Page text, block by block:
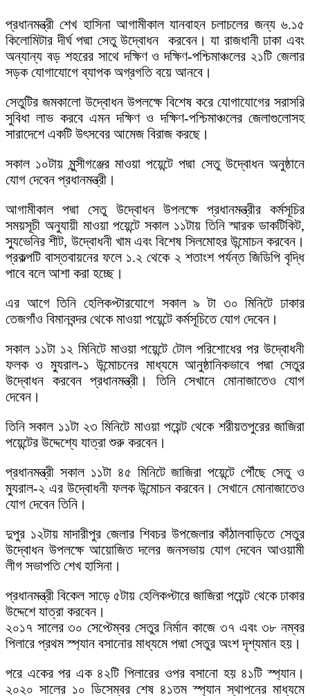
প্রধানমন্ত্রী শেখ হাসিনা আগামীকাল যানবাহন চলাচলের জন্য ৬.১৫
কিলোমিটার দীর্ঘ পদ্মা সেতু উদ্বোধন করবেন। যা রাজধানী ঢাকা এবং
অন্যান্য বড় শহরের সাথে দক্ষিণ ও দক্ষিণ-পশ্চিমাঞ্চলের ২১টি জেলার
সড়ক যোগাযোগে ব্যাপক অগ্রগতি বয়ে আনবে।
সেতুটির জমকালো উদ্বোধন উপলক্ষে বিশেষ করে যোগাযোগের সরাসরি
সুবিধা লাভ করবে এমন দক্ষিণ ও দক্ষিণ-পশ্চিমাঞ্চলের জেলাগুলোসহ
সারাদেশে একটি উৎসবের আমেজ বিরাজ করছে।
সকাল ১০টায় মুন্সীগঞ্জের মাওয়া পয়েন্টে পদ্মা সেতু উদ্বোধন অনুষ্ঠানে
যোগ দেবেন প্রধানমন্ত্রী।
আগামীকাল পদ্মা সেতু উদ্বোধন উপলক্ষে প্রধানমন্ত্রীর কর্মসূচির
সময়সূচী অনুযায়ী মাওয়া পয়েন্টে সকাল ১১টায় তিনি স্মারক ডাকটিকিট,
স্যুভেনির শীট, উদ্বোধনী খাম এবং বিশেষ সিলমোহর উন্মোচন করবেন।
প্রকল্পটি বাস্তবায়নের ফলে ১.২ থেকে ২ শতাংশ পর্যন্ত জিডিপি বৃদ্ধি
পাবে বলে আশা করা হচ্ছে।
এর আগে তিনি হেলিকপ্টারযোগে সকাল ৯ টা ৩০ মিনিটে ঢাকার
তেজগাঁও বিমানবন্দর থেকে মাওয়া পয়েন্টে কর্মসূচিতে যোগ দেবেন।
সকাল ১১টা ১২ মিনিটে মাওয়া পয়েন্টে টোল পরিশোধের পর উদ্বোধনী
ফলক ও ম্যুরাল-১ উন্মোচনের মাধ্যমে আনুষ্ঠানিকভাবে পদ্মা সেতুর
উদ্বোধন করবেন প্রধানমন্ত্রী। তিনি সেখানে মোনাজাতেও যোগ
দেবেন।
তিনি সকাল ১১টা ২৩ মিনিটে মাওয়া পয়েন্ট থেকে শরীয়তপুরের জাজিরা
পয়েন্টের উদ্দেশ্যে যাত্রা শুরু করবেন।
প্রধানমন্ত্রী সকাল ১১টা ৪৫ মিনিটে জাজিরা পয়েন্টে পৌঁছে সেতু ও
ম্যুরাল-২ এর উদ্বোধনী ফলক উন্মোচন করবেন। সেখানে মোনাজাতেও
যোগ দেবেন তিনি।
দুপুর ১২টায় মাদারীপুর জেলার শিবচর উপজেলার কাঁঠালবাড়িতে সেতুর
উদ্বোধন উপলক্ষে আয়োজিত দলের জনসভায় যোগ দেবেন আওয়ামী
লীগ সভাপতি শেখ হাসিনা।
প্রধানমন্ত্রী বিকেল সাড়ে ৫টায় হেলিকপ্টারে জাজিরা পয়েন্ট থেকে ঢাকার
উদ্দেশে যাত্রা করবেন।
২০১৭ সালের ৩০ সেপ্টেম্বর সেতুর নির্মান কাজে ৩৭ এবং ৩৮ নম্বর
পিলারে প্রথম স্প্যান বসানোর মাধ্যমে পদ্মা সেতুর অংশ দৃশ্যমান হয়।
পরে একের পর এক ৪২টি পিলারের ওপর বসানো হয় ৪১টি স্প্যান।
২০২০ সালের ১০ ডিসেম্বর শেষ ৪১তম স্প্যান স্থাপনের মাধ্যমে